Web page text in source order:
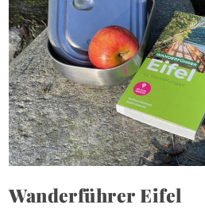
g
e
Wanderführer Eifel